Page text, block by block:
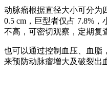
动脉瘤根据直径大小可分为
0.5 cm，巨型者仅占 7.8%
不高，可密切观察，定期复
也可以通过控制血压、血脂
来预防动脉瘤增大及破裂出